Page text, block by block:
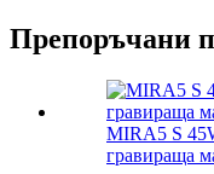
Препоръчани
MIRA5 S
гравираща